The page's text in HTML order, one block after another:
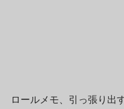
ロールメモ、引っ張り出